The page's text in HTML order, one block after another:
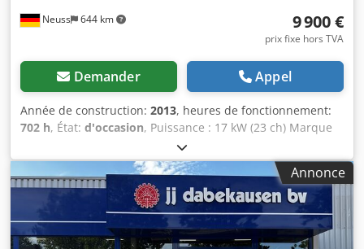
Neuss 644 km 9 900 €
prix fixe hors TVA
Demander Appel
Année de construction: 2013, heures de fonctionnement:
702 h, État: d'occasion, Puissance : 17 kW (23 ch) Marque
du moteur : Briggs & Stratton, Vanguard État général : bon
État technique : bon État visuel : bon Veuillez contacter
Christian Theißen pour plus d’informations. Fabricant :
Rapid Modèle : 430 Année de fabrication : 2013 Type de
produit : Occasion Données : Dimensions totales (LxlxH) :
2046 x 1190 x 1200 mm Type d’entraînement : Essence, 17
Annonce